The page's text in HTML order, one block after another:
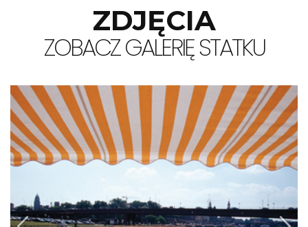
ZDJĘCIA
ZOBACZ GALERIĘ STATKU